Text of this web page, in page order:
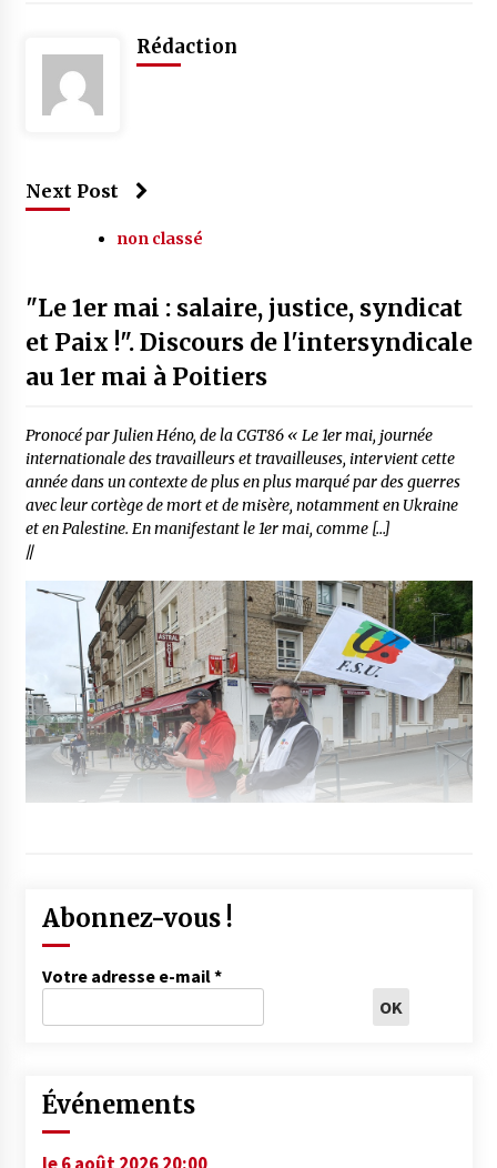
Rédaction
Next Post
non classé
"Le 1er mai : salaire, justice, syndicat
et Paix !". Discours de l'intersyndicale
au 1er mai à Poitiers
Pronocé par Julien Héno, de la CGT86 « Le 1er mai, journée
internationale des travailleurs et travailleuses, intervient cette
année dans un contexte de plus en plus marqué par des guerres
avec leur cortège de mort et de misère, notamment en Ukraine
et en Palestine. En manifestant le 1er mai, comme […]
//
Abonnez-vous !
Votre adresse e-mail*
Événements